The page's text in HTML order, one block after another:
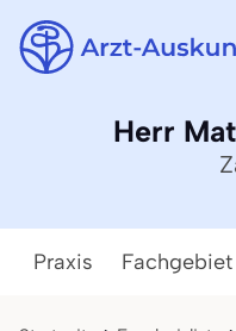
Herr
Praxis Fachgebiet